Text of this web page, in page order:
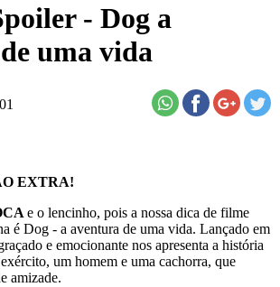
- Dog a
uma vida
EXTRA!
e o lencinho, pois a nossa dica de filme
é Dog - a aventura de uma vida. Lançado em
e emocionante nos apresenta a história
um homem e uma cachorra, que
amizade.